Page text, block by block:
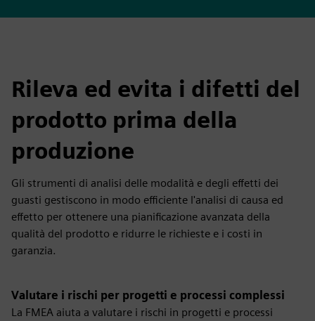
Rileva ed evita i difetti del
prodotto prima della
produzione
Gli strumenti di analisi delle modalità e degli effetti dei
guasti gestiscono in modo efficiente l'analisi di causa ed
effetto per ottenere una pianificazione avanzata della
qualità del prodotto e ridurre le richieste e i costi in
garanzia.
Valutare i rischi per progetti e processi complessi
La FMEA aiuta a valutare i rischi in progetti e processi